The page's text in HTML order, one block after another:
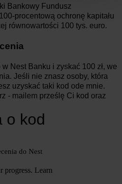
Bankowy Fundusz
procentową ochronę kapitału
równowartości 100 tys. euro.
Nest Banku i zyskać 100 zł, we
Jeśli nie znasz osoby, która
uzyskać taki kod ode mnie.
- mailem prześlę Ci kod oraz